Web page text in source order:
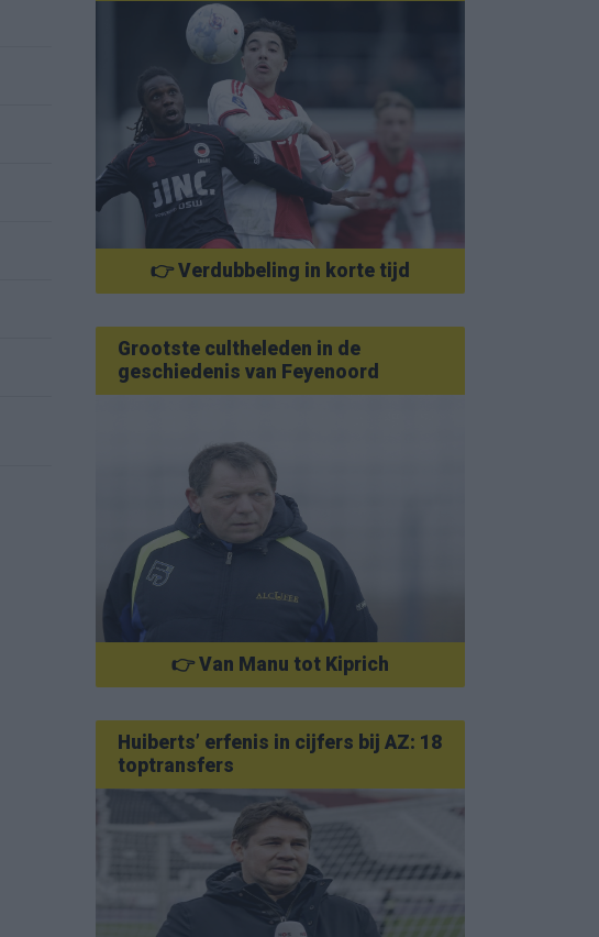
👉 Verdubbeling in korte tijd
Grootste cultheleden in de
geschiedenis van Feyenoord
👉 Van Manu tot Kiprich
Huiberts’ erfenis in cijfers bij AZ: 18
toptransfers